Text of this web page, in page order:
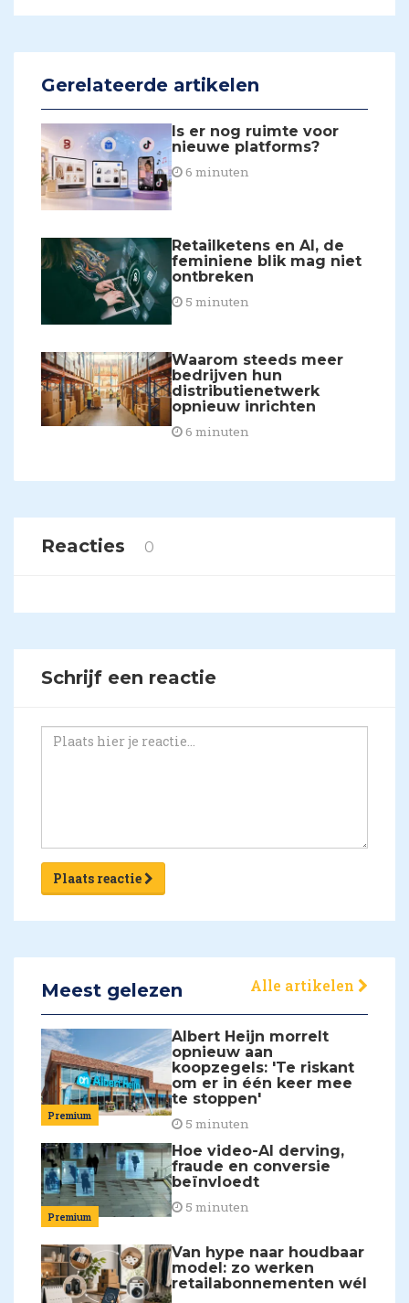
Gerelateerde artikelen
Is er nog ruimte voor
nieuwe platforms?
6 minuten
Retailketens en AI, de
feminiene blik mag niet
ontbreken
5 minuten
Waarom steeds meer
bedrijven hun
distributienetwerk
opnieuw inrichten
6 minuten
Reacties 0
Schrijf een reactie
Plaats reactie
Meest gelezen Alle artikelen
Premium
Albert Heijn morrelt
opnieuw aan
koopzegels: 'Te riskant
om er in één keer mee
te stoppen'
5 minuten
Premium
Hoe video-AI derving,
fraude en conversie
beïnvloedt
5 minuten
Van hype naar houdbaar
model: zo werken
retailabonnementen wél